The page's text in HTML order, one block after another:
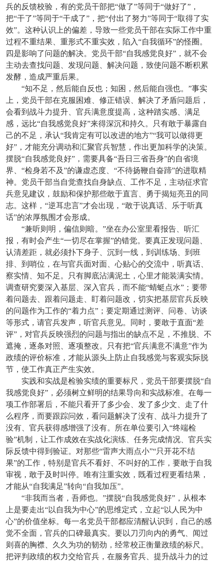
兵的反馈校验，有的党员干部把“做了”等同于“做好了”，
把“干了”等同于“干成了”，把“付出了努力”等同于“取得了实
效”。这种认识上的偏差，导致一些党员干部在实际工作中重
过程不重结果、重形式不重实效，陷入“自我循环”的怪圈。
四是影响了问题的解决。党员干部“自我感觉良好”，就不会
主动去查找问题、发现问题、解决问题，致使问题不断积累
发酵，造成严重后果。
“知不足，然后能自反也；知困，然后能自强也。”事实
上，党员干部在克服困难、修正错误、解决了矛盾问题后，
会看到战斗力提升、官兵满意度提高，这种踏实感、满足
感，远比“自我感觉良好”来得深沉和持久。只有敢于暴露自
己的不足，承认“我肯定有可以改进的地方”“我可以做得更
好”，才能充分调动和汇聚官兵智慧，作出更加科学的决策。
摆脱“自我感觉良好”，需要具备“吾日三省吾身”的自省境
界、“检身若不及”的谦虚态度、“不待扬鞭自奋蹄”的进取精
神。党员干部当自觉查找自身缺点、工作不足，主动征求官
兵意见建议，鼓励和保护那些敢于直言、勇于揭短亮丑的同
志。这样，“逆耳忠言”才会出现，“敢于说真话、乐于听真
话”的浓厚氛围才会形成。
“兼听则明，偏信则暗。”坐在办公室里看报告、听汇
报，有时会产生“一切尽在掌握”的错觉。要真正发现问题、
认清差距，就必须扑下身子、沉到一线，到训练场、到班
排、到哨位，在与官兵面对面、心贴心的交流中，听真话、
察实情、知不足。只有脚底沾满泥土，心里才能装满实情。
调查研究要深入基层、深入官兵，而不能“蜻蜓点水”；要带
着问题去、跟着问题走、盯着问题改，切实把基层官兵反映
的问题作为工作的“着力点”；要定期通过测评、问卷、访谈
等形式，请官兵发声，听官兵意见。同时，要敢于直面“差
评”，对官兵反映强烈的问题与指出的缺点不足，不推脱、不
遮掩，逐条对照、逐项整改。只有把“官兵满意不满意”作为
政绩的评价标准，才能从源头上防止自我感觉与客观实际脱
节，使工作真正产生实效。
实践和实战是检验实绩的重要标尺，党员干部要摆脱“自
我感觉良好”，必须树立鲜明的结果导向和实战标准。在每一
项工作部署后，不能只看开了多少会、发了多少文、走了什
么程序，而要跟踪问效，看问题解决了没有、战斗力提升了
没有、官兵获得感增强了没有。所在单位要引入“终端检
验”机制，让工作成效在实战化演练、任务完成情况、官兵实
际反馈中得到验证。对那些“雷声大雨点小”“只开花不结
果”的工作，特别是官兵不看好、不叫好的工作，要敢于自我
审视，敢于及时叫停。唯有注重实效，既看过程更看结果，
才能从“自我满足”转向“自我加压”。
“非我而当者，吾师也。”摆脱“自我感觉良好”，从根本
上是要走出“以自我为中心”的思维定式，立起“以人民为中
心”的价值坐标。每一名党员干部都应清醒认识到，自己的感
觉不全面，官兵的口碑最真实。要以刀刃向内的勇气、闻过
则喜的胸襟、久久为功的韧劲，经常校正衡量政绩的标尺。
把评判政绩的权力交给官兵，在服务官兵、提升战斗力的过